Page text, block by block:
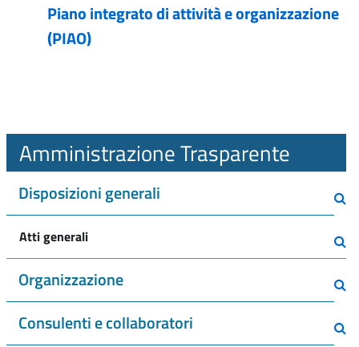
Piano integrato di attività e organizzazione
(PIAO)
Amministrazione Trasparente
Disposizioni generali
Atti generali
Organizzazione
Consulenti e collaboratori